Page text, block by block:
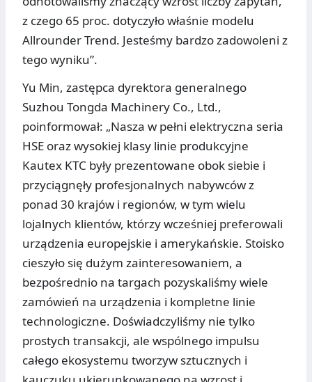
z czego 65 proc. dotyczyło właśnie modelu
Allrounder Trend. Jesteśmy bardzo zadowoleni z
tego wyniku”.
Yu Min, zastępca dyrektora generalnego
Suzhou Tongda Machinery Co., Ltd.,
poinformował: „Nasza w pełni elektryczna seria
HSE oraz wysokiej klasy linie produkcyjne
Kautex KTC były prezentowane obok siebie i
przyciągnęły profesjonalnych nabywców z
ponad 30 krajów i regionów, w tym wielu
lojalnych klientów, którzy wcześniej preferowali
urządzenia europejskie i amerykańskie. Stoisko
cieszyło się dużym zainteresowaniem, a
bezpośrednio na targach pozyskaliśmy wiele
zamówień na urządzenia i kompletne linie
technologiczne. Doświadczyliśmy nie tylko
prostych transakcji, ale wspólnego impulsu
całego ekosystemu tworzyw sztucznych i